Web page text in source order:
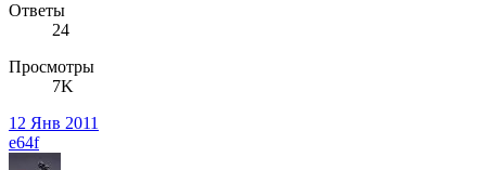
Ответы
24
Просмотры
7K
12 Янв 2011
e64f